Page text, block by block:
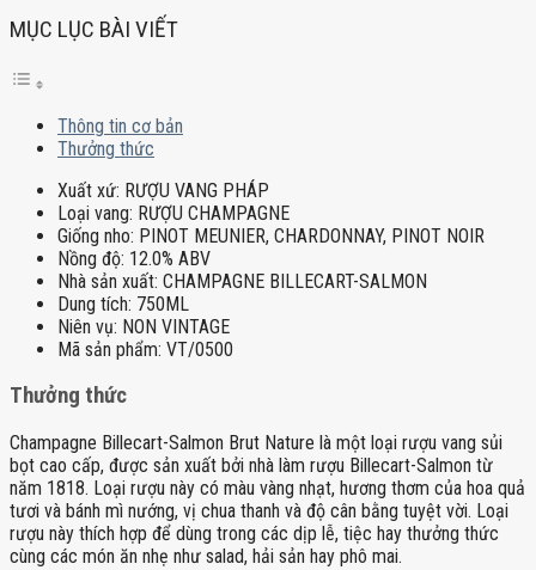
MỤC LỤC BÀI VIẾT
Thông tin cơ bản
Thưởng thức
Xuất xứ: RƯỢU VANG PHÁP
Loại vang: RƯỢU CHAMPAGNE
Giống nho: PINOT MEUNIER, CHARDONNAY, PINOT NOIR
Nồng độ: 12.0% ABV
Nhà sản xuất: CHAMPAGNE BILLECART-SALMON
Dung tích: 750ML
Niên vụ: NON VINTAGE
Mã sản phẩm: VT/0500
Thưởng thức
Champagne Billecart-Salmon Brut Nature là một loại rượu vang sủi
bọt cao cấp, được sản xuất bởi nhà làm rượu Billecart-Salmon từ
năm 1818. Loại rượu này có màu vàng nhạt, hương thơm của hoa quả
tươi và bánh mì nướng, vị chua thanh và độ cân bằng tuyệt vời. Loại
rượu này thích hợp để dùng trong các dịp lễ, tiệc hay thưởng thức
cùng các món ăn nhẹ như salad, hải sản hay phô mai.